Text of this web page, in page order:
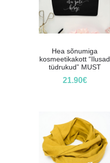
Hea sõnumiga
kosmeetikakott “Ilusad
tüdrukud” MUST
21.90€